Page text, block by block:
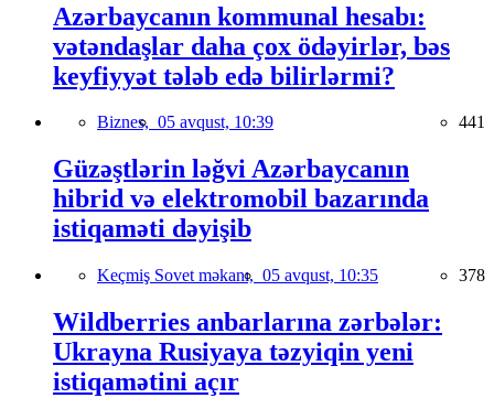
Azərbaycanın kommunal hesabı:
vətəndaşlar daha çox ödəyirlər, bəs
keyfiyyət tələb edə bilirlərmi?
Biznes, 05 avqust, 10:39 441
Güzəştlərin ləğvi Azərbaycanın
hibrid və elektromobil bazarında
istiqaməti dəyişib
Keçmiş Sovet məkanı, 05 avqust, 10:35 378
Wildberries anbarlarına zərbələr:
Ukrayna Rusiyaya təzyiqin yeni
istiqamətini açır